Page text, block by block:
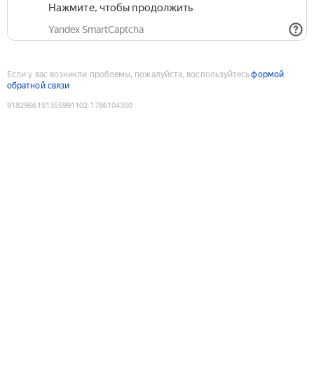
Нажмите, чтобы продолжить
Yandex SmartCaptcha
Если у вас возникли проблемы, пожалуйста, воспользуйтесьформой
обратной связи
9182966151355991102:1786104300